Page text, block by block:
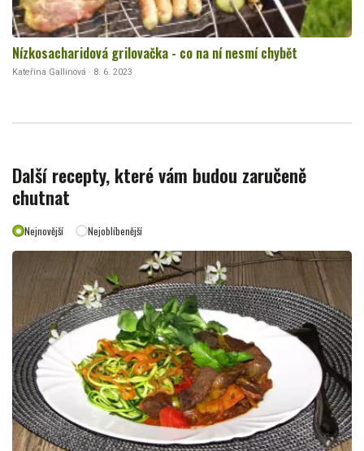
Nízkosacharidová grilovačka - co na ní nesmí chybět
Kateřina Gallinová · 8. 6. 2023
Další recepty, které vám budou zaručeně
chutnat
Nejnovější Nejoblíbenější